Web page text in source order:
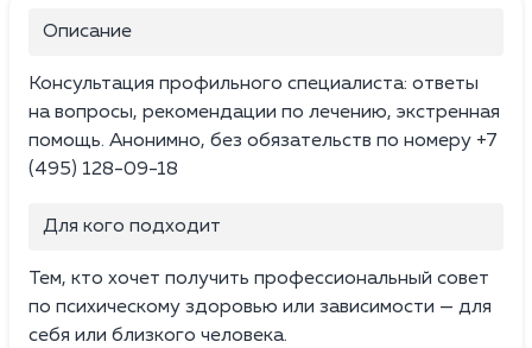
Описание
Консультация профильного специалиста: ответы
на вопросы, рекомендации по лечению, экстренная
помощь. Анонимно, без обязательств по номеру +7
(495) 128-09-18
Для кого подходит
Тем, кто хочет получить профессиональный совет
по психическому здоровью или зависимости — для
себя или близкого человека.